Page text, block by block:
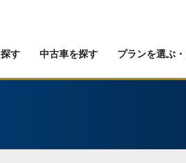
す 中古車を探す プランを選ぶ